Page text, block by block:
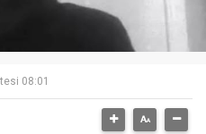
08:01